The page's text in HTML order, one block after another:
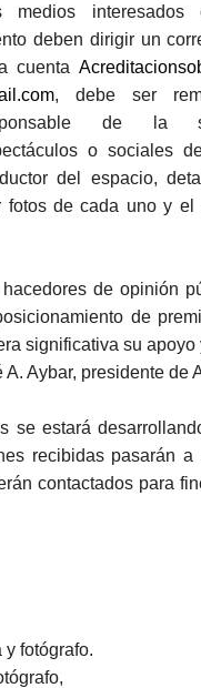
medios
deben dirigir un
cuenta
, debe ser
de la
o sociales
del espacio,
fotos de cada uno y el
de opinión
de
significativa su
Aybar, presidente de
se estará
recibidas pasarán a
contactados para
y fotógrafo.